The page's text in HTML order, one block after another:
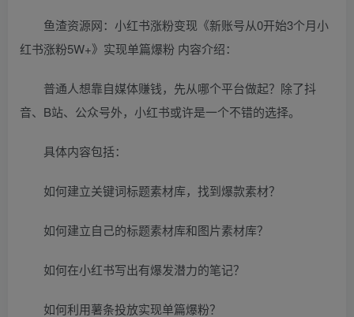
鱼渣资源网：小红书涨粉变现《新账号从0开始3个月小
红书涨粉5W+》实现单篇爆粉 内容介绍：
普通人想靠自媒体赚钱，先从哪个平台做起？除了抖
音、B站、公众号外，小红书或许是一个不错的选择。
具体内容包括：
如何建立关键词标题素材库，找到爆款素材？
如何建立自己的标题素材库和图片素材库？
如何在小红书写出有爆发潜力的笔记？
如何利用薯条投放实现单篇爆粉？